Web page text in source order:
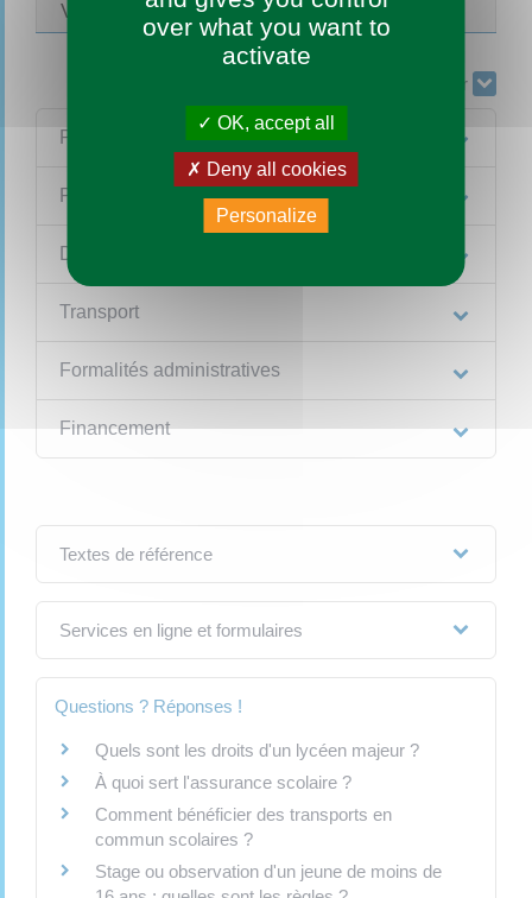
Voyage scolaire
Tout déplier
Projet de sortie
Participants
Durée
Transport
Formalités administratives
Financement
Textes de référence
Services en ligne et formulaires
Questions ? Réponses !
Quels sont les droits d'un lycéen majeur ?
À quoi sert l'assurance scolaire ?
Comment bénéficier des transports en
commun scolaires ?
Stage ou observation d'un jeune de moins de
over what you want to
activate
OK, accept all
Deny all cookies
Personalize